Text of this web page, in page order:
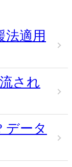
法適用
され
データ